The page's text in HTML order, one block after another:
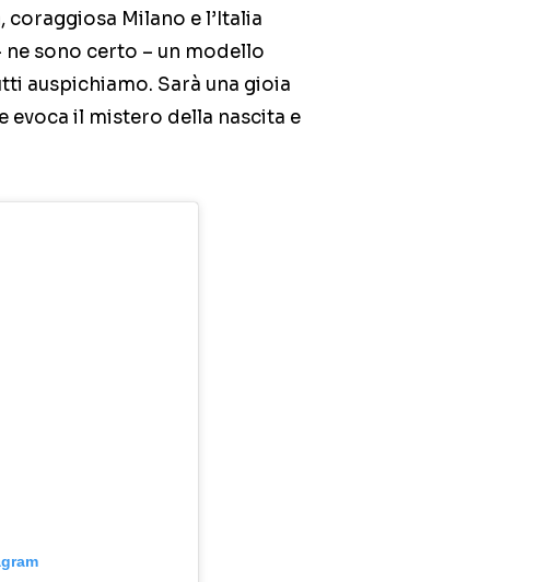
Milano e l’Italia
sono certo – un modello
auspichiamo. Sarà una gioia
evoca il mistero della nascita e